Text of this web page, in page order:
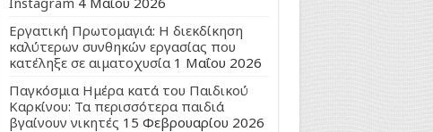
Εργατική Πρωτομαγιά: Η διεκδίκηση
καλύτερων συνθηκών εργασίας που
κατέληξε σε αιματοχυσία 1 Μαΐου 2026
Παγκόσμια Ημέρα κατά του Παιδικού
Καρκίνου: Τα περισσότερα παιδιά
βγαίνουν νικητές 15 Φεβρουαρίου 2026